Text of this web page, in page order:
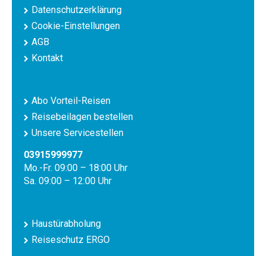
Datenschutzerklärung
Cookie-Einstellungen
AGB
Kontakt
Abo Vorteil-Reisen
Reisebeilagen bestellen
Unsere Servicestellen
03915999977
Mo.-Fr. 09:00 – 18:00 Uhr
Sa. 09:00 – 12:00 Uhr
Haustürabholung
Reiseschutz ERGO